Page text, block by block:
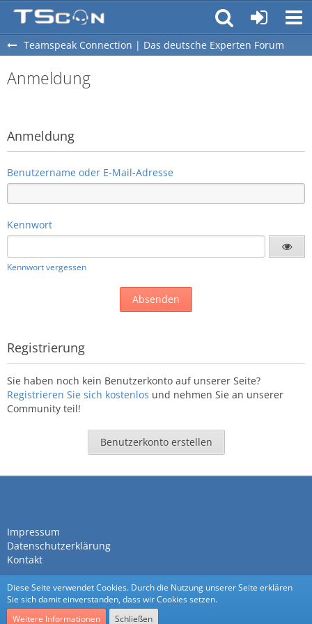
Teamspeak Connection | Das deutsche Experten Forum
Anmeldung
Anmeldung
Benutzername oder E-Mail-Adresse
Kennwort
Kennwort vergessen
Registrierung
Sie haben noch kein Benutzerkonto auf unserer Seite?
Registrieren Sie sich kostenlos und nehmen Sie an unserer
Community teil!
Benutzerkonto erstellen
Impressum
Datenschutzerklärung
Kontakt
Diese Seite verwendet Cookies. Durch die Nutzung unserer Seite erklären
Sie sich damit einverstanden, dass wir Cookies setzen.
Weitere Informationen
Schließen